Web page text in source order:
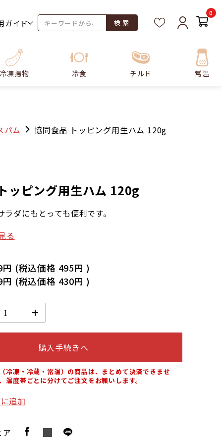
ガイド 検 索
0
冷凍揚物 冷食 チルド 常温
パム 協同食品 トッピング用生ハム 120g
ッピング用生ハム 120g
ダにもとっても便利です。
る
(税込価格 495円 )
(税込価格 430円 )
購入手続きへ
冷凍・冷蔵・常温）の商品は、まとめて決済できませ
温度帯ごとに分けてご注文をお願いします。
追加
ア